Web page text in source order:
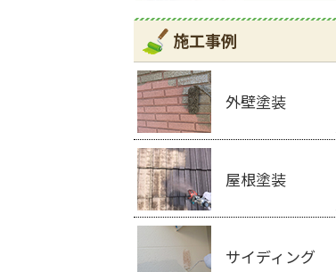
施工事例
外壁塗装
屋根塗装
サイディング